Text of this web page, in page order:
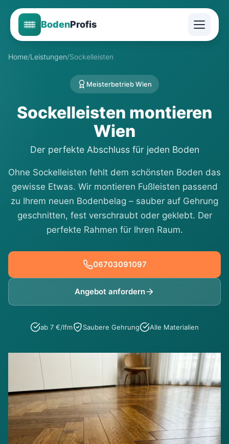
BodenProfis
Home/Leistungen/Sockelleisten
Meisterbetrieb Wien
Sockelleisten montieren
Wien
Der perfekte Abschluss für jeden Boden
Ohne Sockelleisten fehlt dem schönsten Boden das
gewisse Etwas. Wir montieren Fußleisten passend
zu Ihrem neuen Bodenbelag – sauber auf Gehrung
geschnitten, fest verschraubt oder geklebt. Der
perfekte Rahmen für Ihren Raum.
06703091097
Angebot anfordern
ab 7 €/lfm Saubere Gehrung Alle Materialien